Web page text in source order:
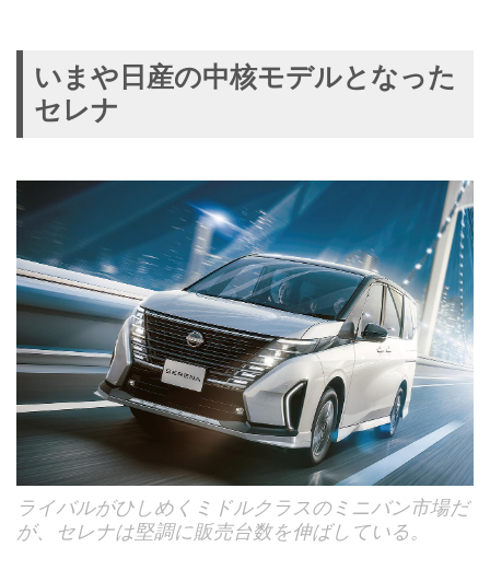
いまや日産の中核モデルとなった
セレナ
ライバルがひしめくミドルクラスのミニバン市場だ
が、セレナは堅調に販売台数を伸ばしている。